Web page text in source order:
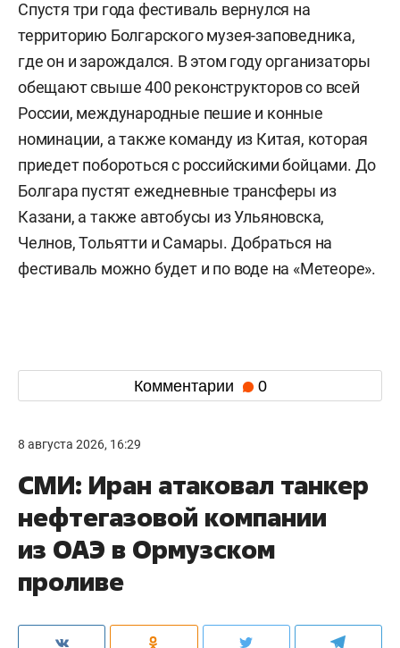
Спустя три года фестиваль вернулся на
территорию Болгарского музея-заповедника,
где он и зарождался. В этом году организаторы
обещают свыше 400 реконструкторов со всей
России, международные пешие и конные
номинации, а также команду из Китая, которая
приедет побороться с российскими бойцами. До
Болгара пустят ежедневные трансферы из
Казани, а также автобусы из Ульяновска,
Челнов, Тольятти и Самары. Добраться на
фестиваль можно будет и по воде на «Метеоре».
Комментарии 0
8 августа 2026, 16:29
СМИ: Иран атаковал танкер
нефтегазовой компании
из ОАЭ в Ормузском
проливе